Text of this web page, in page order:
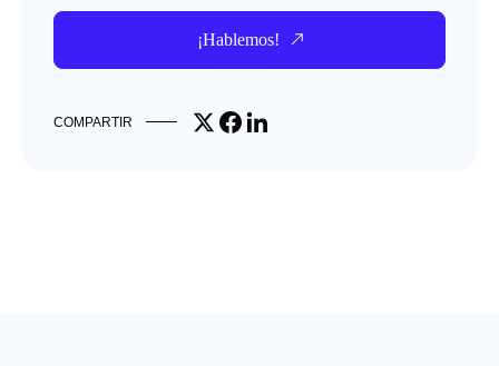
¡Hablemos!
COMPARTIR Share on X
Share on Facebook
Share on LinkedIn